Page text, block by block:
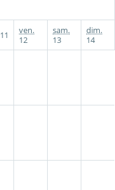
11
ven.
12
sam.
13
dim.
14